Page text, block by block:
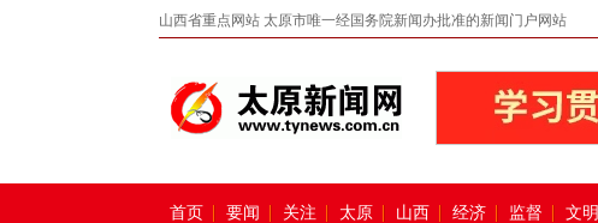
山西省重点网站 太原市唯一经国务院新闻办批准的新闻门户网站
首页 要闻 关注 太原 山西 经济 监督 文明